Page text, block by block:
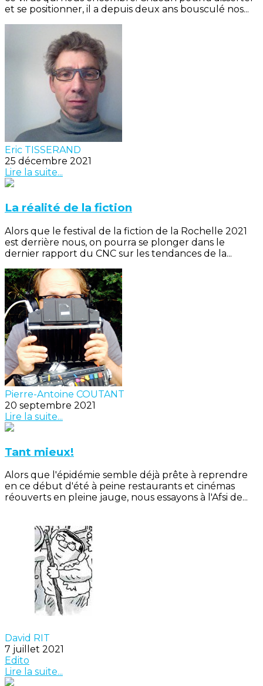
et se positionner, il a depuis deux ans bousculé nos...
Eric TISSERAND
25 décembre 2021
Lire la suite...
La réalité de la fiction
Alors que le festival de la fiction de la Rochelle 2021
est derrière nous, on pourra se plonger dans le
dernier rapport du CNC sur les tendances de la...
Pierre-Antoine COUTANT
20 septembre 2021
Lire la suite...
Tant mieux!
Alors que l'épidémie semble déjà prête à reprendre
en ce début d'été à peine restaurants et cinémas
réouverts en pleine jauge, nous essayons à l'Afsi de...
David RIT
7 juillet 2021
Edito
Lire la suite...